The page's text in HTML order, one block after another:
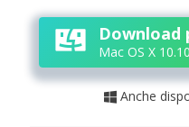
Download
Mac OS X
 Anche